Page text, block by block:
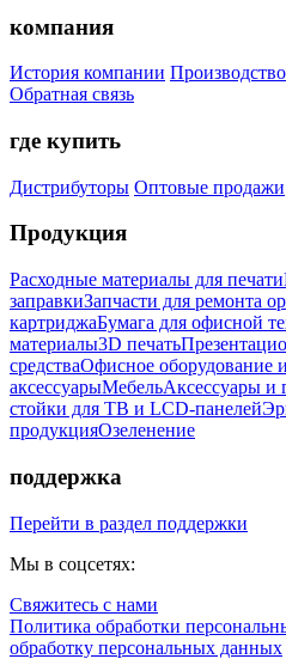
компания
История компании Производство
Обратная связь
где купить
Дистрибуторы Оптовые продажи
Продукция
Расходные материалы для печати
заправкиЗапчасти для ремонта
картриджаБумага для офисной
материалы3D печать
средстваОфисное оборудование и
аксессуарыМебельАксессуары и
стойки для ТВ и LCD-панелей
продукцияОзеленение
поддержка
Перейти в раздел поддержки
Мы в соцсетях:
Свяжитесь с нами
Политика обработки
обработку персональных данных